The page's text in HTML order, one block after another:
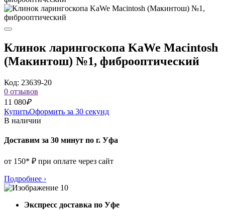
Клинок ларингоскопа KaWe Macintosh
(Макинтош) №1, фиброоптический
Код: 23639-20
0 отзывов
11 080₽
КупитьОформить за 30 секунд
В наличии
Доставим за 30 минут по г. Уфа
от 150* ₽ при оплате через сайт
Подробнее ›
Экспресс доставка по Уфе